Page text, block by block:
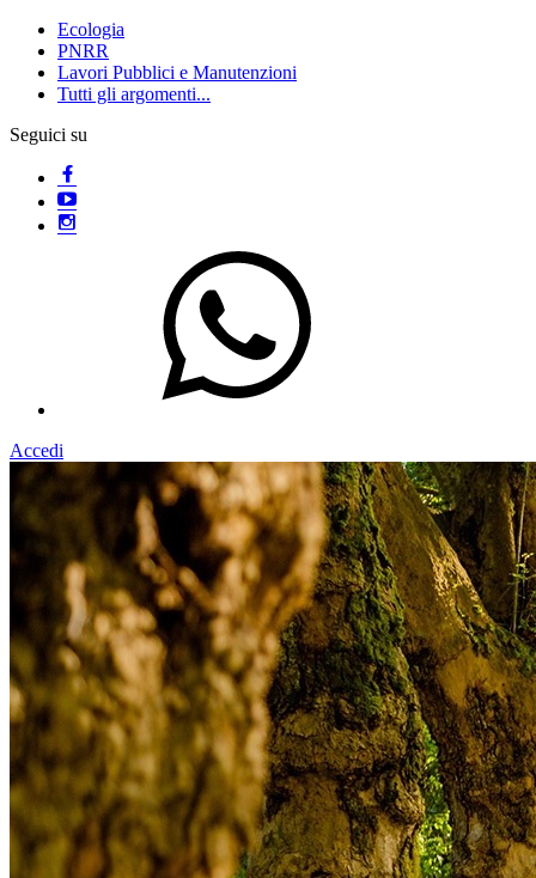
Ecologia
PNRR
Lavori Pubblici e Manutenzioni
Tutti gli argomenti...
Seguici su
Accedi